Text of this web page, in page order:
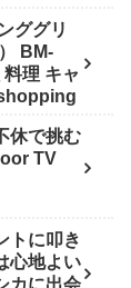
ググリ
BM-
理 キャ
休で挑む
TV
トに叩き
心地よい
カに出会